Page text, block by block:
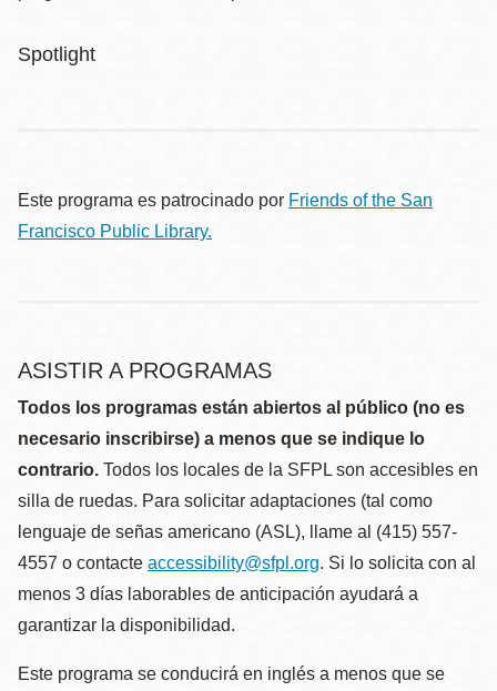
Spotlight
Este programa es patrocinado por Friends of the San
Francisco Public Library.
ASISTIR A PROGRAMAS
Todos los programas están abiertos al público (no es
necesario inscribirse) a menos que se indique lo
contrario. Todos los locales de la SFPL son accesibles en
silla de ruedas. Para solicitar adaptaciones (tal como
lenguaje de señas americano (ASL), llame al (415) 557-
4557 o contacte accessibility@sfpl.org. Si lo solicita con al
menos 3 días laborables de anticipación ayudará a
garantizar la disponibilidad.
Este programa se conducirá en inglés a menos que se